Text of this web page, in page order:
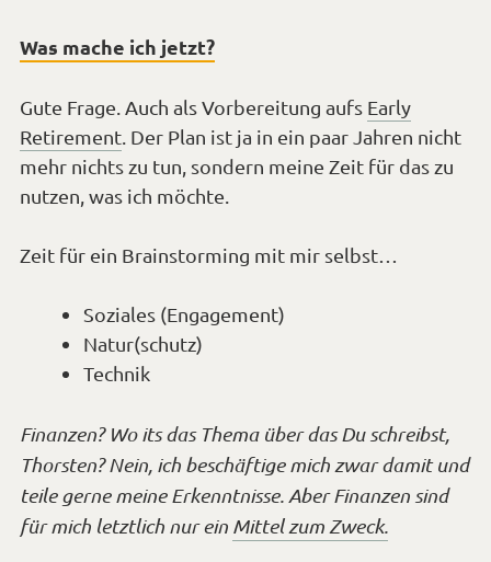
Was mache ich jetzt?
Gute Frage. Auch als Vorbereitung aufs Early
Retirement . Der Plan ist ja in ein paar Jahren nicht
mehr nichts zu tun, sondern meine Zeit für das zu
nutzen, was ich möchte.
Zeit für ein Brainstorming mit mir selbst…
Soziales (Engagement)
Natur(schutz)
Technik
Finanzen? Wo its das Thema über das Du schreibst,
Thorsten? Nein, ich beschäftige mich zwar damit und
teile gerne meine Erkenntnisse. Aber Finanzen sind
für mich letztlich nur ein Mittel zum Zweck.